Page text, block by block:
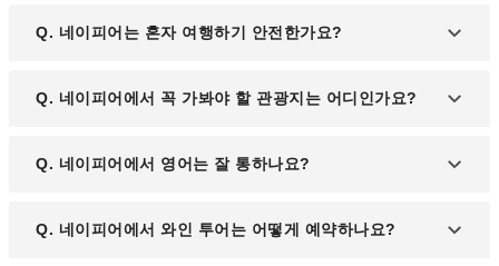
A. 여름철(12월~2월)이 날씨가 가장 좋으며, 포도 수
Q. 네이피어는 혼자 여행하기 안전한가요?
A. 치안이 양호한 도시로 혼자 여행하셔도 안전한 편
Q. 네이피어에서 꼭 가봐야 할 관광지는 어디인가요?
A. 마린 파레이드 해안 산책로, 네이피어 국립 아쿠아
Q. 네이피어에서 영어는 잘 통하나요?
A. 뉴질랜드는 영어권 국가로, 대부분의 장소에서 원
Q. 네이피어에서 와인 투어는 어떻게 예약하나요?